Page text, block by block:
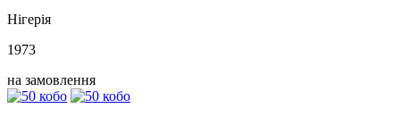
Нігерія
1973
на замовлення